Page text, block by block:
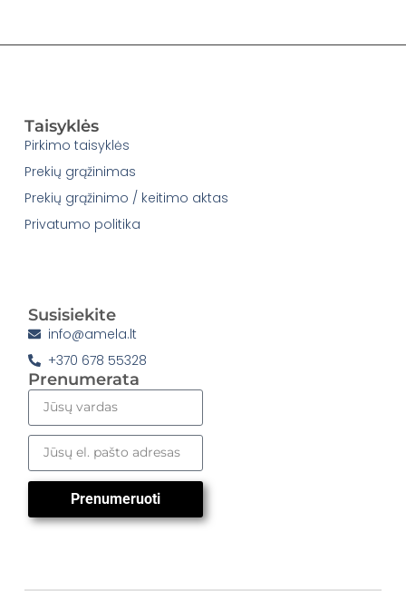
Taisyklės
Pirkimo taisyklės
Prekių grąžinimas
Prekių grąžinimo / keitimo aktas
Privatumo politika
Susisiekite
info@amela.lt
+370 678 55328
Prenumerata
Prenumeruoti